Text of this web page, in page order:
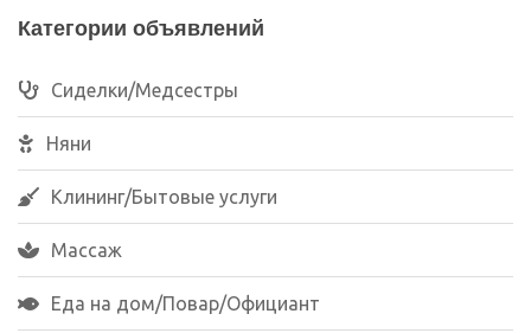
Категории объявлений
Сиделки/Медсестры
Няни
Клининг/Бытовые услуги
Массаж
Еда на дом/Повар/Официант